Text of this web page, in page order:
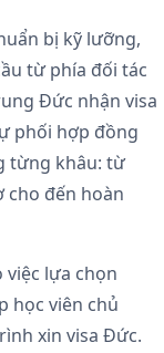
bị kỹ lưỡng,
từ phía đối tác
Đức nhận visa
phối hợp đồng
từng khâu: từ
cho đến hoàn
lựa chọn
học viên chủ
xin visa Đức.